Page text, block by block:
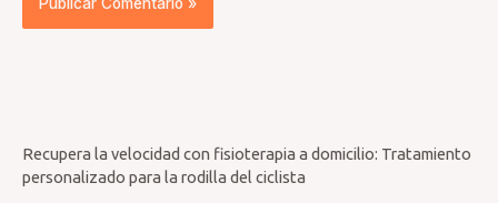
Recupera la velocidad con fisioterapia a domicilio: Tratamiento
personalizado para la rodilla del ciclista